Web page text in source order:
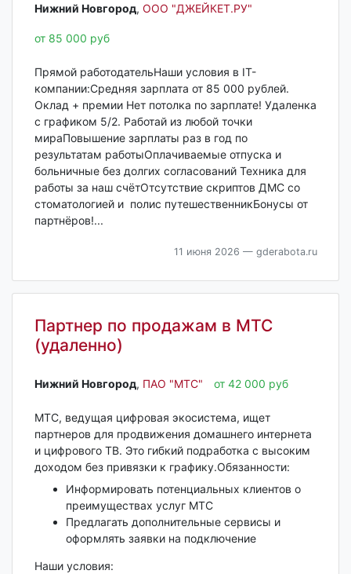
Нижний Новгород‎, ООО "ДЖЕЙКЕТ.РУ"
от 85 000 руб
Прямой работодательНаши условия в IT-
компании:Средняя зарплата от 85 000 рублей.
Оклад + премии Нет потолка по зарплате! Удаленка
с графиком 5/2. Работай из любой точки
мираПовышение зарплаты раз в год по
результатам работыОплачиваемые отпуска и
больничные без долгих согласований Техника для
работы за наш счётОтсутствие скриптов ДМС со
стоматологией и полис путешественникБонусы от
партнёров!...
11 июня 2026 — gderabota.ru
Партнер по продажам в МТС
(удаленно)
Нижний Новгород‎, ПАО "МТС" от 42 000 руб
МТС, ведущая цифровая экосистема, ищет
партнеров для продвижения домашнего интернета
и цифрового ТВ. Это гибкий подработка с высоким
доходом без привязки к графику.Обязанности:
Информировать потенциальных клиентов о
преимуществах услуг МТС
Предлагать дополнительные сервисы и
оформлять заявки на подключение
Наши условия: